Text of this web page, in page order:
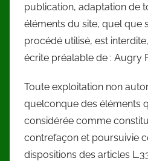
publication, adaptation de
éléments du site, quel que
procédé utilisé, est
écrite préalable de : Augry
Toute exploitation non
quelconque des éléments
considérée comme
contrefaçon et poursuivie
dispositions des articles